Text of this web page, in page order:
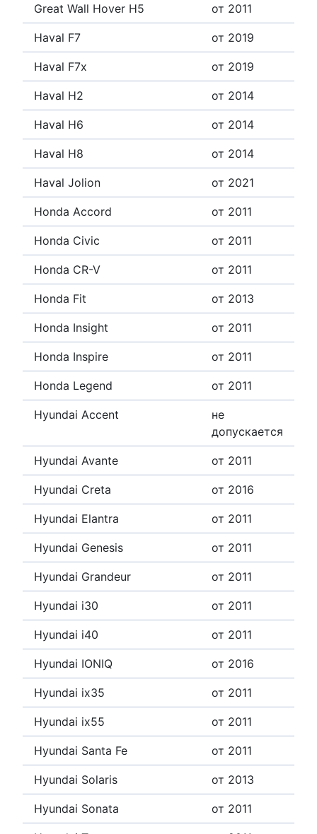
Great Wall Hover H5 от 2011
Haval F7 от 2019
Haval F7x от 2019
Haval H2 от 2014
Haval H6 от 2014
Haval H8 от 2014
Haval Jolion от 2021
Honda Accord от 2011
Honda Civic от 2011
Honda CR-V от 2011
Honda Fit от 2013
Honda Insight от 2011
Honda Inspire от 2011
Honda Legend от 2011
Hyundai Accent
не
допускается
Hyundai Avante от 2011
Hyundai Creta от 2016
Hyundai Elantra от 2011
Hyundai Genesis от 2011
Hyundai Grandeur от 2011
Hyundai i30 от 2011
Hyundai i40 от 2011
Hyundai IONIQ от 2016
Hyundai ix35 от 2011
Hyundai ix55 от 2011
Hyundai Santa Fe от 2011
Hyundai Solaris от 2013
Hyundai Sonata от 2011